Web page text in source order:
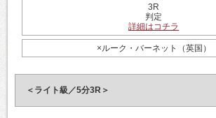
3R
判定
詳細はコチラ
×ルーク・バーネット（英国）
＜ライト級／5分3R＞